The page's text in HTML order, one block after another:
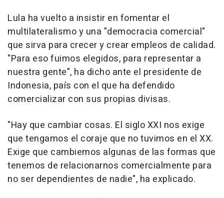
Lula ha vuelto a insistir en fomentar el
multilateralismo y una "democracia comercial"
que sirva para crecer y crear empleos de calidad.
"Para eso fuimos elegidos, para representar a
nuestra gente", ha dicho ante el presidente de
Indonesia, país con el que ha defendido
comercializar con sus propias divisas.
"Hay que cambiar cosas. El siglo XXI nos exige
que tengamos el coraje que no tuvimos en el XX.
Exige que cambiemos algunas de las formas que
tenemos de relacionarnos comercialmente para
no ser dependientes de nadie", ha explicado.